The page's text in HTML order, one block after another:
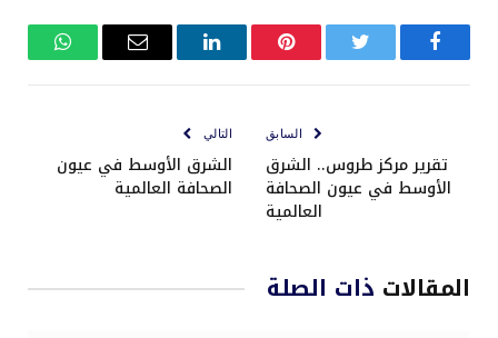
فيسبوك تويتر بينتيريستلينكدإن
البريد
واتساب
السابق
تقرير مركز طروس.. الشرق
الأوسط في عيون الصحافة
العالمية
التالي
الشرق الأوسط في عيون
الصحافة العالمية
المقالات ذات الصلة